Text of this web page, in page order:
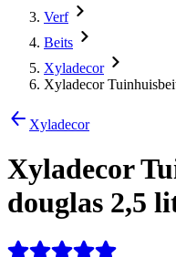
Verf
Beits
Xyladecor
Xyladecor
Xyladecor
Xyladecor
douglas 2,5